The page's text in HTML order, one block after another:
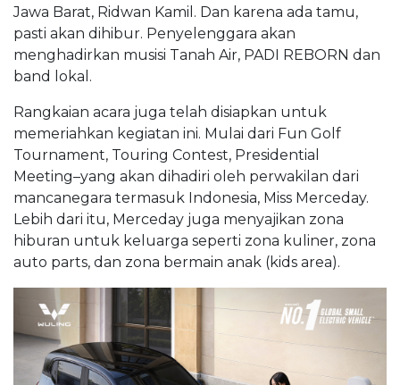
Jawa Barat, Ridwan Kamil. Dan karena ada tamu,
pasti akan dihibur. Penyelenggara akan
menghadirkan musisi Tanah Air, PADI REBORN dan
band lokal.
Rangkaian acara juga telah disiapkan untuk
memeriahkan kegiatan ini. Mulai dari Fun Golf
Tournament, Touring Contest, Presidential
Meeting–yang akan dihadiri oleh perwakilan dari
mancanegara termasuk Indonesia, Miss Merceday.
Lebih dari itu, Merceday juga menyajikan zona
hiburan untuk keluarga seperti zona kuliner, zona
auto parts, dan zona bermain anak (kids area).